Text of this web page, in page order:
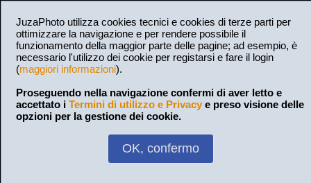
JuzaPhoto utilizza cookies tecnici e cookies di terze parti per
ottimizzare la navigazione e per rendere possibile il
funzionamento della maggior parte delle pagine; ad esempio, è
necessario l'utilizzo dei cookie per registarsi e fare il login
(maggiori informazioni).
Proseguendo nella navigazione confermi di aver letto e
accettato i Termini di utilizzo e Privacy e preso visione delle
opzioni per la gestione dei cookie.
OK, confermo